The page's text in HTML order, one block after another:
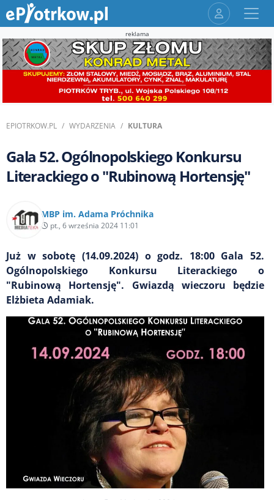
reklama
EPIOTRKOW.PL WYDARZENIA KULTURA
Gala 52. Ogólnopolskiego Konkursu
Literackiego o "Rubinową Hortensję"
MBP im. Adama Próchnika
pt., 6 września 2024 11:01
Już w sobotę (14.09.2024) o godz. 18:00 Gala 52.
Ogólnopolskiego Konkursu Literackiego o
"Rubinową Hortensję". Gwiazdą wieczoru będzie
Elżbieta Adamiak.